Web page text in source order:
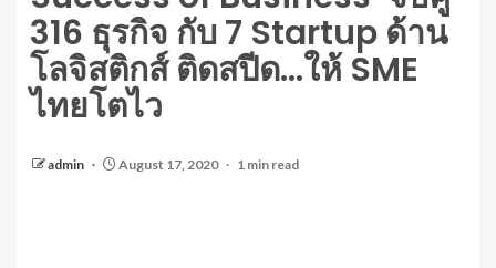
316 ธุรกิจ กับ 7 Startup ด้าน
โลจิสติกส์ ติดสปีด…ให้ SME
ไทยโตไว
admin August 17, 2020 1 min read